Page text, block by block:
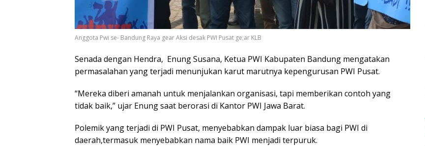
Anggota Pwi se- Bandung Raya gear Aksi desak PWI Pusat ge;ar KLB
Senada dengan Hendra, Enung Susana, Ketua PWI Kabupaten Bandung mengatakan
permasalahan yang terjadi menunjukan karut marutnya kepengurusan PWI Pusat.
“Mereka diberi amanah untuk menjalankan organisasi, tapi memberikan contoh yang
tidak baik,” ujar Enung saat berorasi di Kantor PWI Jawa Barat.
Polemik yang terjadi di PWI Pusat, menyebabkan dampak luar biasa bagi PWI di
daerah,termasuk menyebabkan nama baik PWI menjadi terpuruk.